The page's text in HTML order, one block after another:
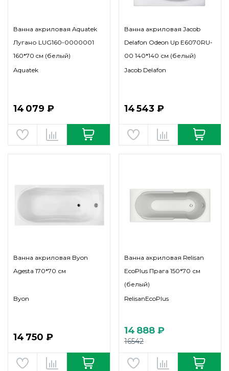
Ванна акриловая Aquatek
Лугано LUG160-0000001
160*70 cм (белый)
Aquatek
14 079 ₽
Ванна акриловая Jacob
Delafon Odeon Up E6070RU-
00 140*140 см (белый)
Jacob Delafon
14 543 ₽
Ванна акриловая Byon
Agesta 170*70 см
Byon
14 750 ₽
Ванна акриловая Relisan
EcoPlus Прага 150*70 см
(белый)
RelisanEcoPlus
14 888 ₽
16542